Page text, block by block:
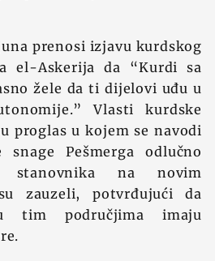
prenosi izjavu kurdskog
el-Askerija da “Kurdi sa
žele da ti dijelovi uđu u
Vlasti kurdske
proglas u kojem se navodi
Pešmerga odlučno
stanovnika na novim
zauzeli, potvrđujući da
tim područjima imaju